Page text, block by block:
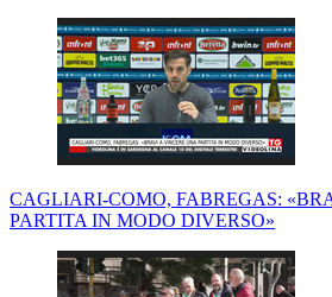
CAGLIARI-COMO, FABREGAS:
PARTITA IN MODO DIVERSO»